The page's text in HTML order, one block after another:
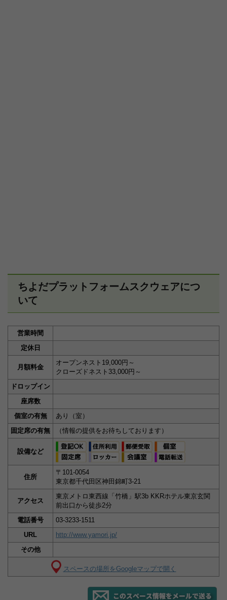
ちよだプラットフォームスクウェアにつ
いて
営業時間
定休日
月額料金
オープンネスト19,000円～
クローズドネスト33,000円～
ドロップイン
座席数
個室の有無
あり（室）
固定席の有無
（情報の提供をお待ちしております）
設備など
住所
〒101-0054
東京都千代田区神田錦町3‐21
アクセス
東京メトロ東西線「竹橋」駅3b KKRホテル東京玄関
前出口から徒歩2分
電話番号
03-3233-1511
URL
http://www.yamori.jp/
その他
スペースの場所をGoogleマップで開く